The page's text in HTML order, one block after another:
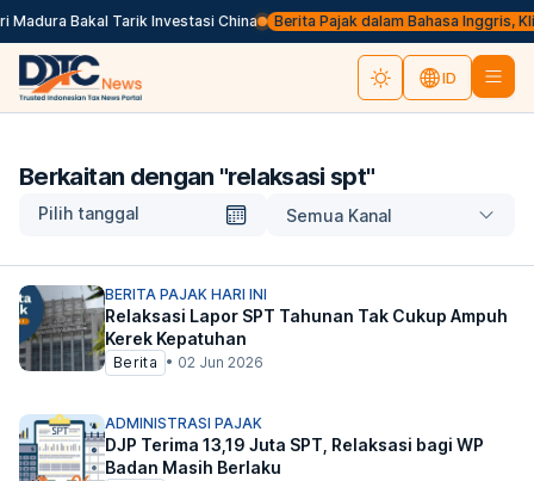
Bakal Tarik Investasi China Berita Pajak dalam Bahasa Inggris,
ID
Berkaitan dengan "relaksasi spt"
Pilih tanggal Semua Kanal
BERITA PAJAK HARI INI
Relaksasi Lapor SPT Tahunan Tak Cukup Ampuh
Kerek Kepatuhan
Berita • 02 Jun 2026
ADMINISTRASI PAJAK
DJP Terima 13,19 Juta SPT, Relaksasi bagi WP
Badan Masih Berlaku